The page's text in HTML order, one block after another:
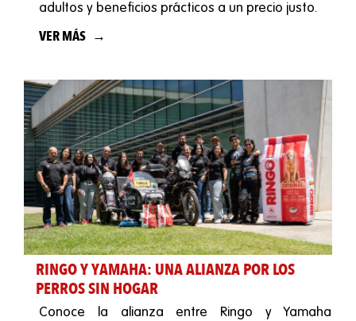
adultos y beneficios prácticos a un precio justo.
VER MÁS
RINGO Y YAMAHA: UNA ALIANZA POR LOS
PERROS SIN HOGAR
Conoce la alianza entre Ringo y Yamaha